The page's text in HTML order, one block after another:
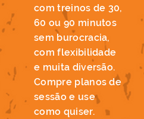
com treinos de 30,
60 ou 90 minutos
sem burocracia,
com flexibilidade
e muita diversão.
Compre planos de
sessão e use
como quiser.